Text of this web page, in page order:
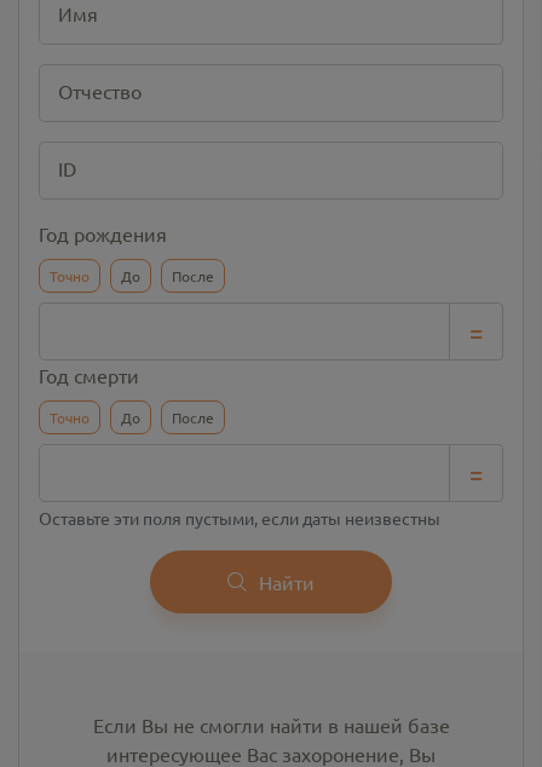
Имя
Отчество
ID
Год рождения
Точно До После
=
Год смерти
Точно До После
=
Оставьте эти поля пустыми, если даты неизвестны
Найти
Если Вы не смогли найти в нашей базе
интересующее Вас захоронение, Вы